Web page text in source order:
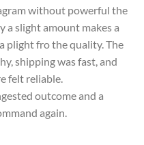
without powerful the
a slight amount makes a
plight fro the quality. The
shipping was fast, and
felt reliable.
outcome and a
again.